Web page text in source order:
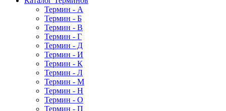
Термин - А
Термин - Б
Термин - В
Термин - Г
Термин - Д
Термин - И
Термин - К
Термин - Л
Термин - М
Термин - Н
Термин - О
Термин - П